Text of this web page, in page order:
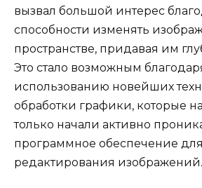
вызвал большой интерес
способности изменять
пространстве, придавая им
Это стало возможным
использованию новейших
обработки графики, которые
только начали активно
программное обеспечение
редактирования изображений.